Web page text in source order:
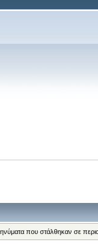
που στάλθηκαν σε